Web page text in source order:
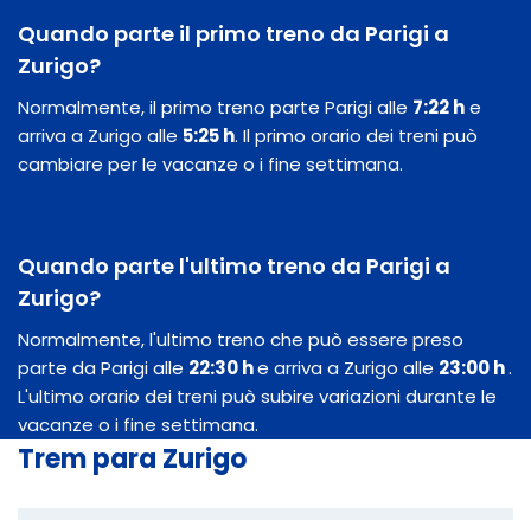
Quando parte il primo treno da Parigi a
Zurigo?
Normalmente, il primo treno parte Parigi alle 7:22 he
arriva a Zurigo alle 5:25 h. Il primo orario dei treni può
cambiare per le vacanze o i fine settimana.
Quando parte l'ultimo treno da Parigi a
Zurigo?
Normalmente, l'ultimo treno che può essere preso
parte da Parigi alle 22:30 he arriva a Zurigo alle 23:00 h.
L'ultimo orario dei treni può subire variazioni durante le
vacanze o i fine settimana.
Trem para Zurigo